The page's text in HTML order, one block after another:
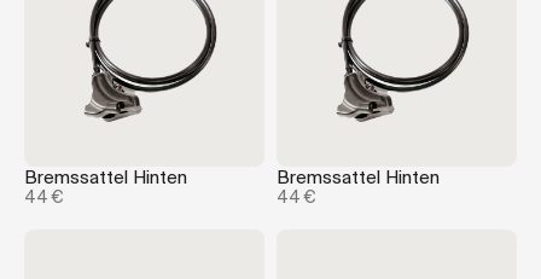
Bremssattel Hinten
44 €
Bremssattel Hinten
44 €